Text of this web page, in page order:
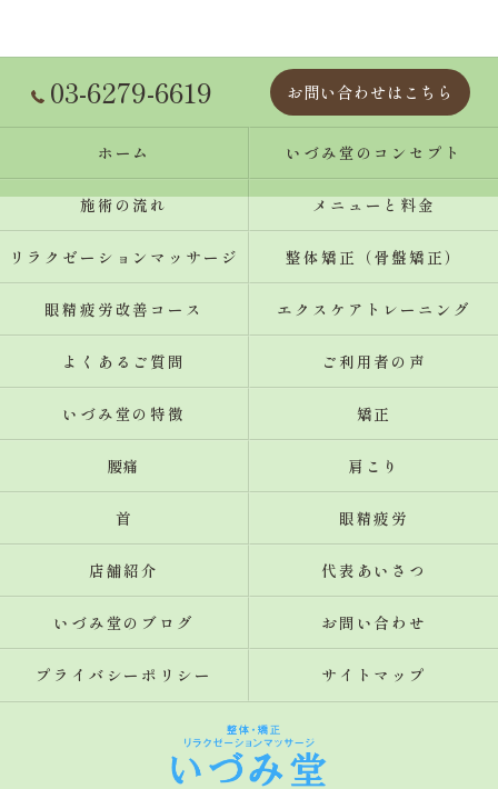
03-6279-6619 お問い合わせはこちら
ホーム いづみ堂のコンセプト
施術の流れ メニューと料金
リラクゼーションマッサージ 整体矯正（骨盤矯正）
眼精疲労改善コース エクスケアトレーニング
よくあるご質問 ご利用者の声
いづみ堂の特徴 矯正
腰痛 肩こり
首 眼精疲労
店舗紹介 代表あいさつ
いづみ堂のブログ お問い合わせ
プライバシーポリシー サイトマップ